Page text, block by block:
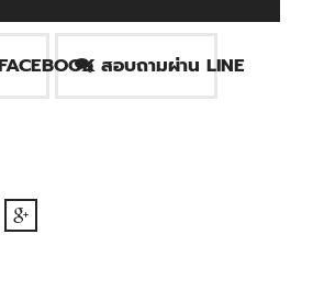
สอบถามผ่าน LINE